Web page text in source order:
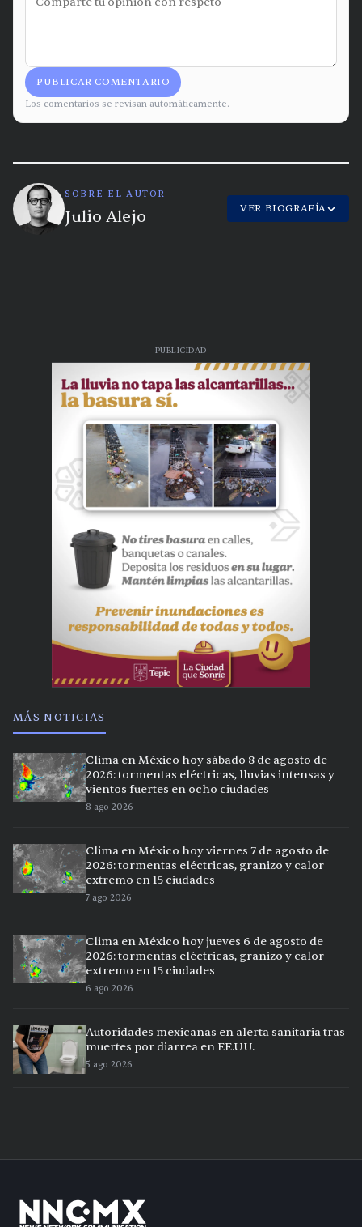
PUBLICAR COMENTARIO
Los comentarios se revisan automáticamente.
SOBRE EL AUTOR
Julio Alejo VER BIOGRAFÍA
PUBLICIDAD
MÁS NOTICIAS
Clima en México hoy sábado 8 de agosto de
2026: tormentas eléctricas, lluvias intensas y
vientos fuertes en ocho ciudades
8 ago 2026
Clima en México hoy viernes 7 de agosto de
2026: tormentas eléctricas, granizo y calor
extremo en 15 ciudades
7 ago 2026
Clima en México hoy jueves 6 de agosto de
2026: tormentas eléctricas, granizo y calor
extremo en 15 ciudades
6 ago 2026
Autoridades mexicanas en alerta sanitaria tras
muertes por diarrea en EE.UU.
5 ago 2026